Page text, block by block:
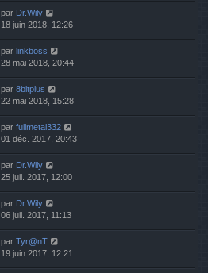
par Dr.Wily
18 juin 2018, 12:26
par linkboss
28 mai 2018, 20:44
par 8bitplus
22 mai 2018, 15:28
par fullmetal332
01 déc. 2017, 20:43
par Dr.Wily
25 juil. 2017, 12:00
par Dr.Wily
06 juil. 2017, 11:13
par Tyr@nT
19 juin 2017, 12:21